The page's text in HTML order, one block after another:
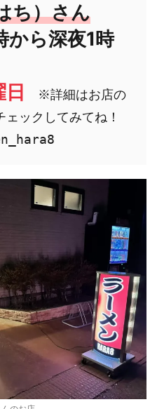
ち）さん
から深夜1時
日
※詳細はお店の
ックしてみてね！